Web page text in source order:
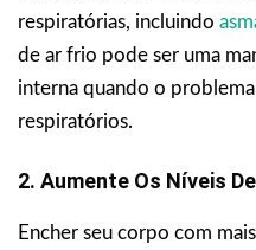
respiratórias, incluindo
de ar frio pode ser uma
interna quando o
respiratórios.
2. Aumente Os Níveis
Encher seu corpo com